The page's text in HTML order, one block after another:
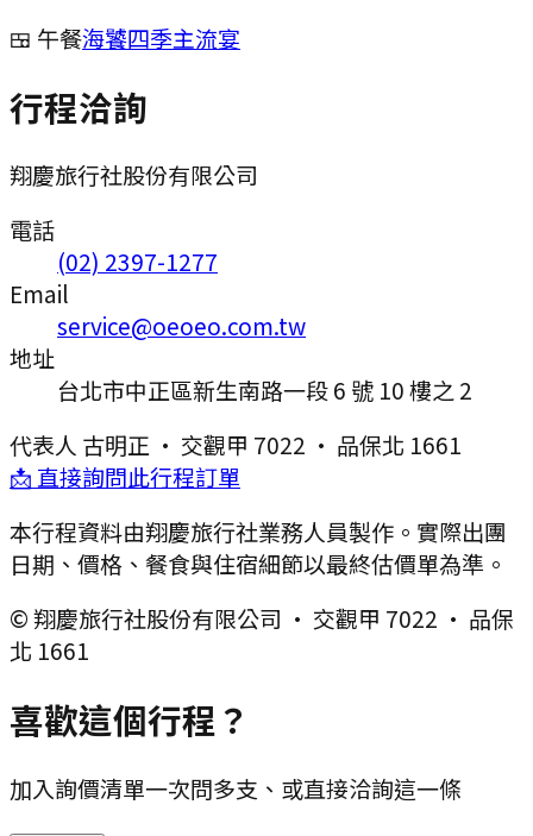
🍱 午餐海饕四季主流宴
行程洽詢
翔慶旅行社股份有限公司
電話
(02) 2397-1277
Email
service@oeoeo.com.tw
地址
台北市中正區新生南路一段 6 號 10 樓之 2
代表人 古明正 · 交觀甲 7022 · 品保北 1661
📩 直接詢問此行程訂單
本行程資料由翔慶旅行社業務人員製作。實際出團
日期、價格、餐食與住宿細節以最終估價單為準。
© 翔慶旅行社股份有限公司 · 交觀甲 7022 · 品保
北 1661
喜歡這個行程？
加入詢價清單一次問多支、或直接洽詢這一條